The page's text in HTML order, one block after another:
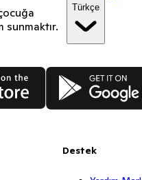
Türkçe
Google Play
Destek